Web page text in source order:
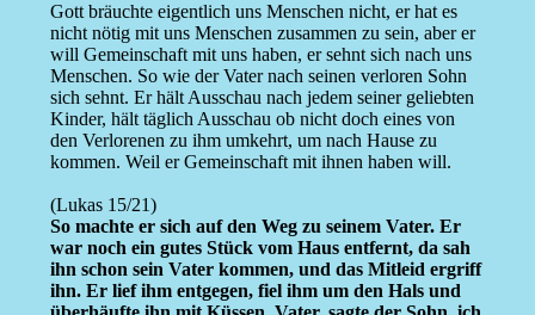
Gott bräuchte eigentlich uns Menschen nicht, er hat es
nicht nötig mit uns Menschen zusammen zu sein, aber er
will Gemeinschaft mit uns haben, er sehnt sich nach uns
Menschen. So wie der Vater nach seinen verloren Sohn
sich sehnt. Er hält Ausschau nach jedem seiner geliebten
Kinder, hält täglich Ausschau ob nicht doch eines von
den Verlorenen zu ihm umkehrt, um nach Hause zu
kommen. Weil er Gemeinschaft mit ihnen haben will.
(Lukas 15/21)
So machte er sich auf den Weg zu seinem Vater. Er
war noch ein gutes Stück vom Haus entfernt, da sah
ihn schon sein Vater kommen, und das Mitleid ergriff
ihn. Er lief ihm entgegen, fiel ihm um den Hals und